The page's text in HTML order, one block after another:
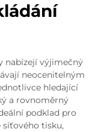
nabízejí výjimečný
neocenitelným
hledající
a rovnoměrný
podklad pro
síťového tisku,